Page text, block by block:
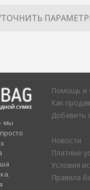
мы
Помощь и
Как
Добавить
Новости
Платные
Условия
Правила